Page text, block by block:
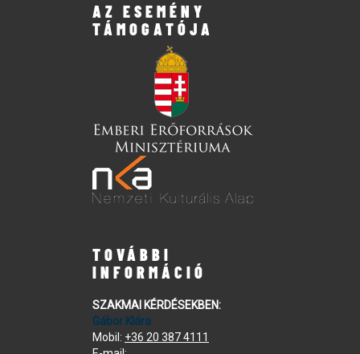
AZ ESEMÉNY
TÁMOGATÓJA
TOVÁBBI
INFORMÁCIÓ
SZAKMAI KÉRDÉSEKBEN:
Gábor Klára
Mobil: +36 20 387 4111